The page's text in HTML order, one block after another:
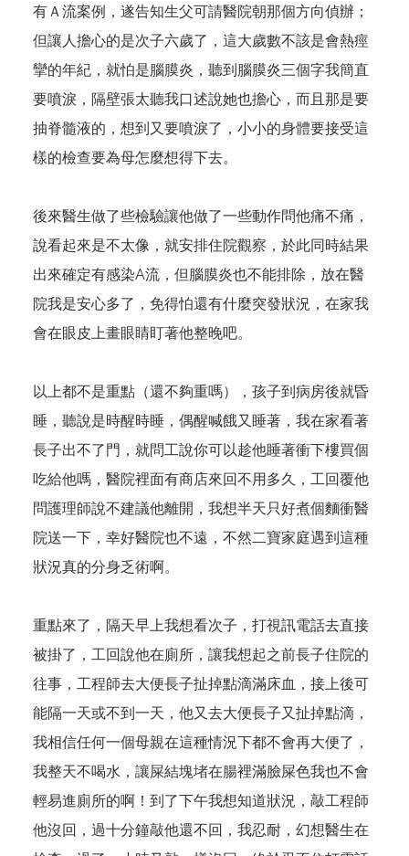
有Ａ流案例，遂告知生父可請醫院朝那個方向偵辦；
但讓人擔心的是次子六歲了，這大歲數不該是會熱痙
攣的年紀，就怕是腦膜炎，聽到腦膜炎三個字我簡直
要噴淚，隔壁張太聽我口述說她也擔心，而且那是要
抽脊髓液的，想到又要噴淚了，小小的身體要接受這
樣的檢查要為母怎麼想得下去。
後來醫生做了些檢驗讓他做了一些動作問他痛不痛，
說看起來是不太像，就安排住院觀察，於此同時結果
出來確定有感染A流，但腦膜炎也不能排除，放在醫
院我是安心多了，免得怕還有什麼突發狀況，在家我
會在眼皮上畫眼睛盯著他整晚吧。
以上都不是重點（還不夠重嗎），孩子到病房後就昏
睡，聽說是時醒時睡，偶醒喊餓又睡著，我在家看著
長子出不了門，就問工說你可以趁他睡著衝下樓買個
吃給他嗎，醫院裡面有商店來回不用多久，工回覆他
問護理師說不建議他離開，我想半天只好煮個麵衝醫
院送一下，幸好醫院也不遠，不然二寶家庭遇到這種
狀況真的分身乏術啊。
重點來了，隔天早上我想看次子，打視訊電話去直接
被掛了，工回說他在廁所，讓我想起之前長子住院的
往事，工程師去大便長子扯掉點滴滿床血，接上後可
能隔一天或不到一天，他又去大便長子又扯掉點滴，
我相信任何一個母親在這種情況下都不會再大便了，
我整天不喝水，讓屎結塊堵在腸裡滿臉屎色我也不會
輕易進廁所的啊！到了下午我想知道狀況，敲工程師
他沒回，過十分鐘敲他還不回，我忍耐，幻想醫生在